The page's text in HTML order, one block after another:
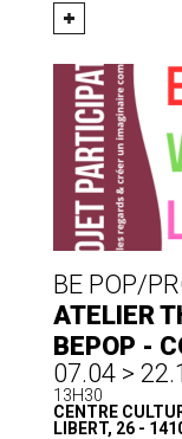
BE POP/
ATELIER
BEPOP -
07.04 >
13H30
CENTRE
LIBERT, 26 -